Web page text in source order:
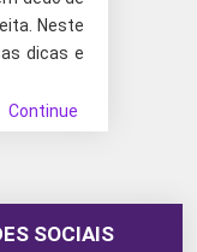
Neste
dicas e
Continue
SOCIAIS